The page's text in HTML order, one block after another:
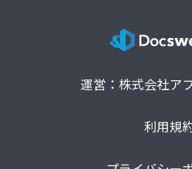
運営：株式会社ア
利用規